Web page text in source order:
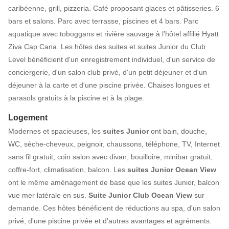
caribéenne, grill, pizzeria. Café proposant glaces et pâtisseries. 6
bars et salons. Parc avec terrasse, piscines et 4 bars. Parc
aquatique avec toboggans et rivière sauvage à l’hôtel affilié Hyatt
Ziva Cap Cana. Les hôtes des suites et suites Junior du Club
Level bénéficient d'un enregistrement individuel, d'un service de
conciergerie, d'un salon club privé, d'un petit déjeuner et d'un
déjeuner à la carte et d'une piscine privée. Chaises longues et
parasols gratuits à la piscine et à la plage.
Logement
Modernes et spacieuses, les suites Junioront bain, douche,
WC, sèche-cheveux, peignoir, chaussons, téléphone, TV, Internet
sans fil gratuit, coin salon avec divan, bouilloire, minibar gratuit,
coffre-fort, climatisation, balcon. Les suites Junior Ocean View
ont le même aménagement de base que les suites Junior, balcon
vue mer latérale en sus. Suite Junior Club Ocean View sur
demande. Ces hôtes bénéficient de réductions au spa, d'un salon
privé, d'une piscine privée et d'autres avantages et agréments.